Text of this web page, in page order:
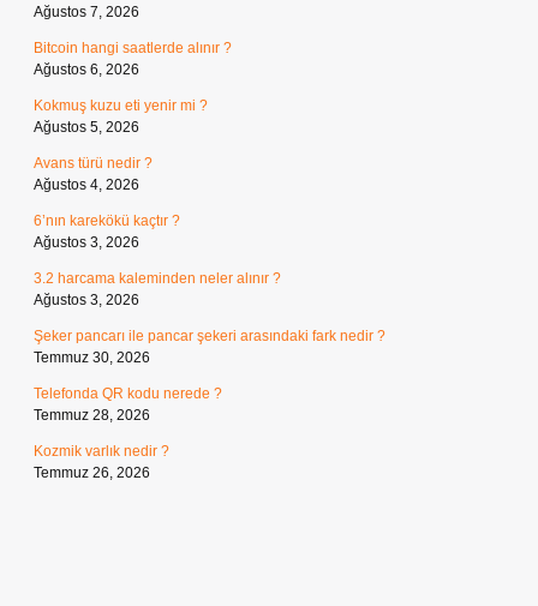
Ağustos 7, 2026
Bitcoin hangi saatlerde alınır ?
Ağustos 6, 2026
Kokmuş kuzu eti yenir mi ?
Ağustos 5, 2026
Avans türü nedir ?
Ağustos 4, 2026
6’nın karekökü kaçtır ?
Ağustos 3, 2026
3.2 harcama kaleminden neler alınır ?
Ağustos 3, 2026
Şeker pancarı ile pancar şekeri arasındaki fark nedir ?
Temmuz 30, 2026
Telefonda QR kodu nerede ?
Temmuz 28, 2026
Kozmik varlık nedir ?
Temmuz 26, 2026